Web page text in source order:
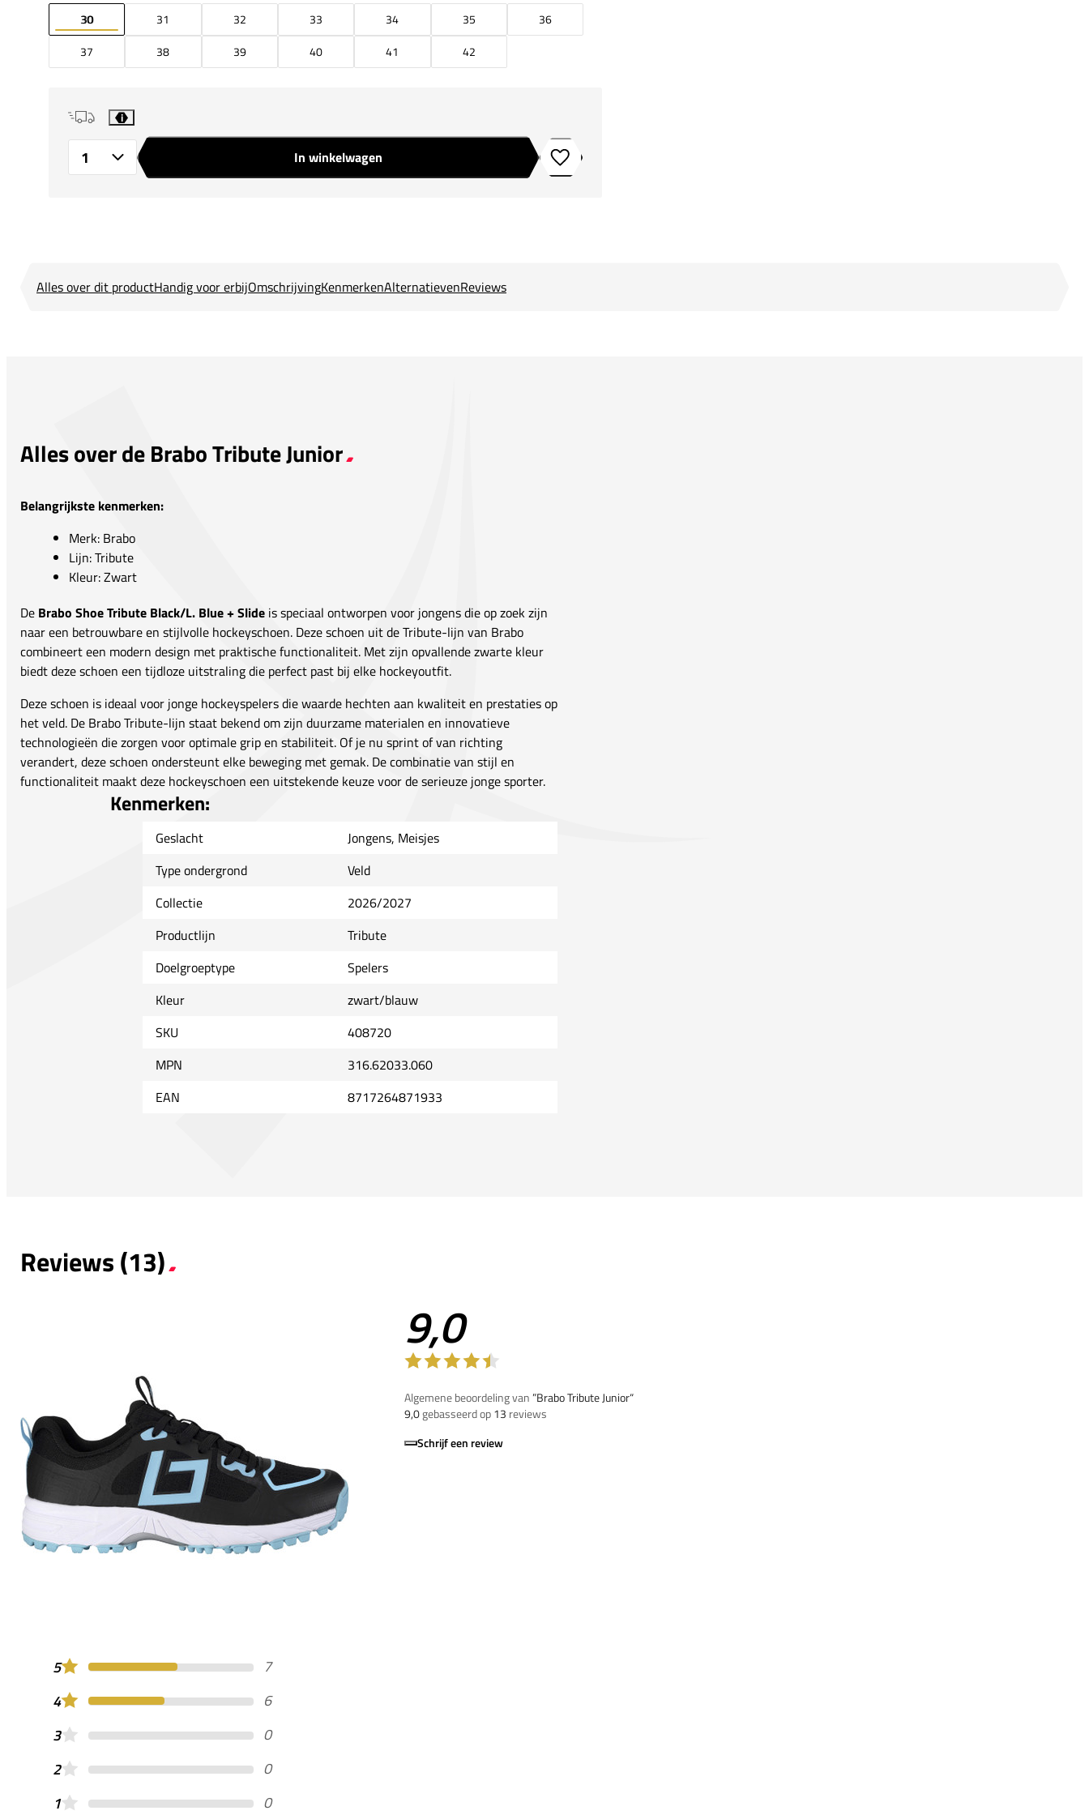
30 31 32 33 34 35
36
37
38 39 40 41 42
i
In winkelwagen Toevoegen aan verlanglijstje
Alles over dit productHandig voor erbijOmschrijvingKenmerkenAlternatievenReviews
Alles over de Brabo Tribute Junior
Belangrijkste kenmerken:
Merk: Brabo
Lijn: Tribute
Kleur: Zwart
De Brabo Shoe Tribute Black/L. Blue + Slide is speciaal ontworpen voor jongens die op zoek zijn
naar een betrouwbare en stijlvolle hockeyschoen. Deze schoen uit de Tribute-lijn van Brabo
combineert een modern design met praktische functionaliteit. Met zijn opvallende zwarte kleur
biedt deze schoen een tijdloze uitstraling die perfect past bij elke hockeyoutfit.
Deze schoen is ideaal voor jonge hockeyspelers die waarde hechten aan kwaliteit en prestaties op
het veld. De Brabo Tribute-lijn staat bekend om zijn duurzame materialen en innovatieve
technologieën die zorgen voor optimale grip en stabiliteit. Of je nu sprint of van richting
verandert, deze schoen ondersteunt elke beweging met gemak. De combinatie van stijl en
functionaliteit maakt deze hockeyschoen een uitstekende keuze voor de serieuze jonge sporter.
Kenmerken:
Geslacht
Jongens, Meisjes
Type ondergrond
Veld
Collectie
2026/2027
Productlijn
Tribute
Doelgroeptype
Spelers
Kleur
zwart/blauw
SKU
408720
MPN
316.62033.060
EAN
8717264871933
Reviews (13)
9,0
Algemene beoordeling van”Brabo Tribute Junior“
9,0gebasseerd op13 reviews
Schrijf een review
5
7
4
6
3
0
2
0
1
0